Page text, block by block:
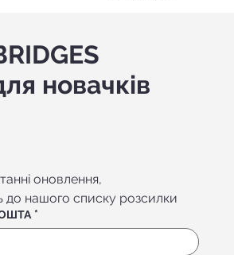
новачків
оновлення,
до нашого списку розсилки
*